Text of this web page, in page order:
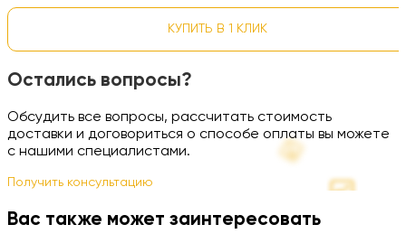
КУПИТЬ В 1 КЛИК
Остались вопросы?
Обсудить все вопросы, рассчитать стоимость
доставки и договориться о способе оплаты вы можете
с нашими специалистами.
Получить консультацию
Вас также может заинтересовать